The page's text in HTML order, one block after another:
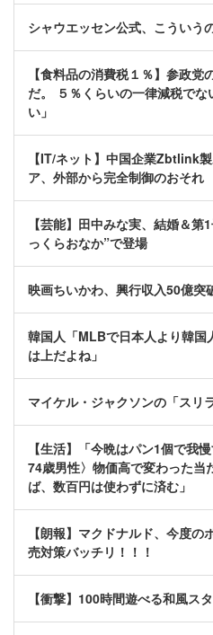
シャウエッセン公式、こういう
【食料品の消費税１％】参政
だ。 ５％くらいの一律減税で
い」
【IT/ネット】中国企業Zbtlink
ア、外部から完全制御のおそれ
【芸能】田中みな実、結婚＆
っくらおなか”で登場
映画ちいかわ、興行収入50億突
韓国人「MLBで日本人より韓国
は上だよね」
マイケル・ジャクソンの「スリ
【生活】「今晩はパン1個で我
74歳男性〉物価高で変わった
ば、数百円は使わずに済む」
【朗報】マクドナルド、今度
売対策バッチリ！！！
【衝撃】100時間遊べる和風ス